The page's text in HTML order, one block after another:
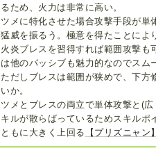
るため、火力は非常に高い。
ツメに特化させた場合攻撃手段が単
猛威を振るう。極意を得たことによ
火炎ブレスを習得すれば範囲攻撃も
は他のパッシブも魅力的なのでスム
ただしブレスは範囲が狭めで、下
いか。
ツメとブレスの両立で単体攻撃と(
キルが散らばっているためスキル
ともに大きく上回る
【プリズニャン】